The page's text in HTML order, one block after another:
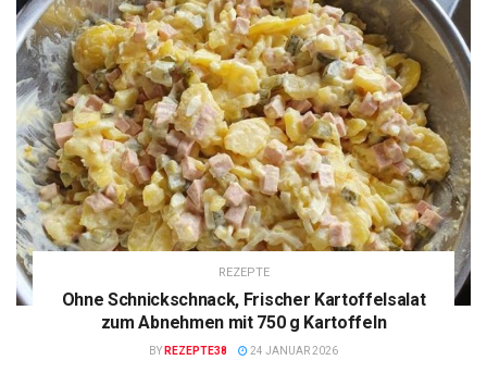
REZEPTE
Ohne Schnickschnack, Frischer Kartoffelsalat
zum Abnehmen mit 750 g Kartoffeln
BY REZEPTE38 24 JANUAR 2026